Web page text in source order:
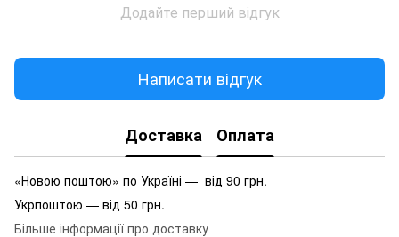
Додайте перший відгук
Написати відгук
Доставка Оплата
«Новою поштою» по Україні — від 90 грн.
Укрпоштою — від 50 грн.
Більше інформації про доставку